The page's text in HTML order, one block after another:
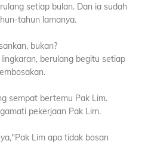
setiap bulan. Dan ia sudah
tahun lamanya.
bukan?
berulang begitu setiap
sempat bertemu Pak Lim.
pekerjaan Pak Lim.
Lim apa tidak bosan